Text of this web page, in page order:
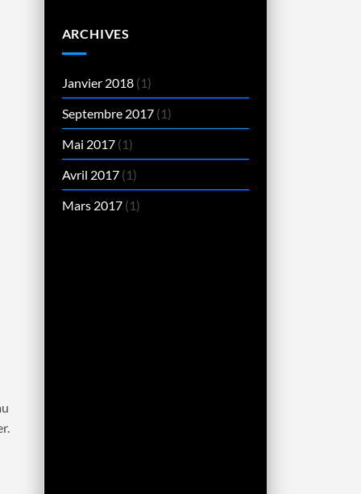
ARCHIVES
Janvier 2018(1)
Septembre 2017(1)
Mai 2017(1)
Avril 2017(1)
Mars 2017(1)